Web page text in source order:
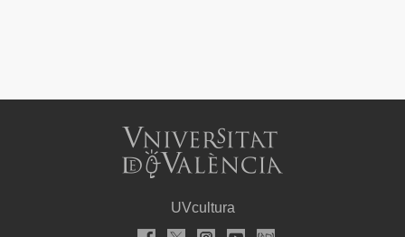
UVcultura